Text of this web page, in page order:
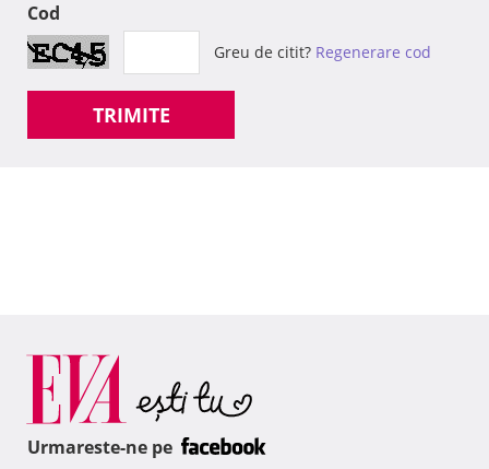
Cod
Greu de citit? Regenerare cod
TRIMITE
Urmareste-ne pe